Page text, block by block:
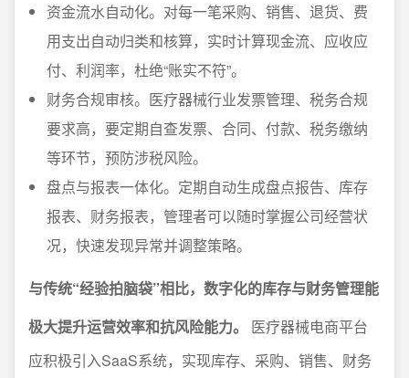
资金流水自动化。对每一笔采购、销售、退货、费
用支出自动归类和核算，实时计算现金流、应收应
付、利润率，杜绝“账实不符”。
财务合规审核。医疗器械行业发票管理、税务合规
要求高，要定期自查发票、合同、付款、税务缴纳
等环节，预防涉税风险。
盘点与报表一体化。定期自动生成盘点报告、库存
报表、财务报表，管理者可以随时掌握公司经营状
况，快速发现异常并调整策略。
与传统“经验拍脑袋”相比，数字化的库存与财务管理能
极大提升运营效率和抗风险能力。
医疗器械电商平台
应积极引入SaaS系统，实现库存、采购、销售、财务